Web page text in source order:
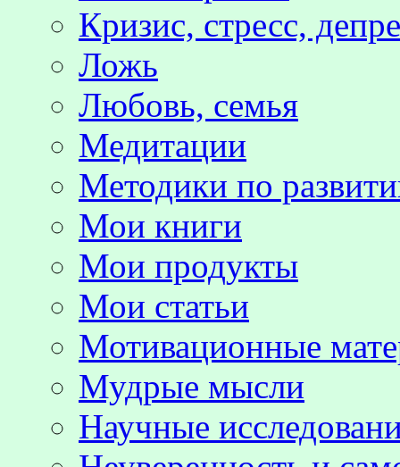
Кризис, стресс,
Ложь
Любовь, семья
Медитации
Методики по
Мои книги
Мои продукты
Мои статьи
Мотивационные
Мудрые мысли
Научные